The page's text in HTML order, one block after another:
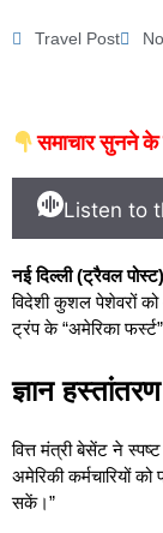
Travel Post
समाचार सुनने के
Listen to
नई दिल्ली (ट्रैवल
विदेशी कुशल पेशेवरों को
ट्रंप के “अमेरिका
ज्ञान
वित्त मंत्री बेसेंट ने
अमेरिकी कर्मचारियों
सकें।”